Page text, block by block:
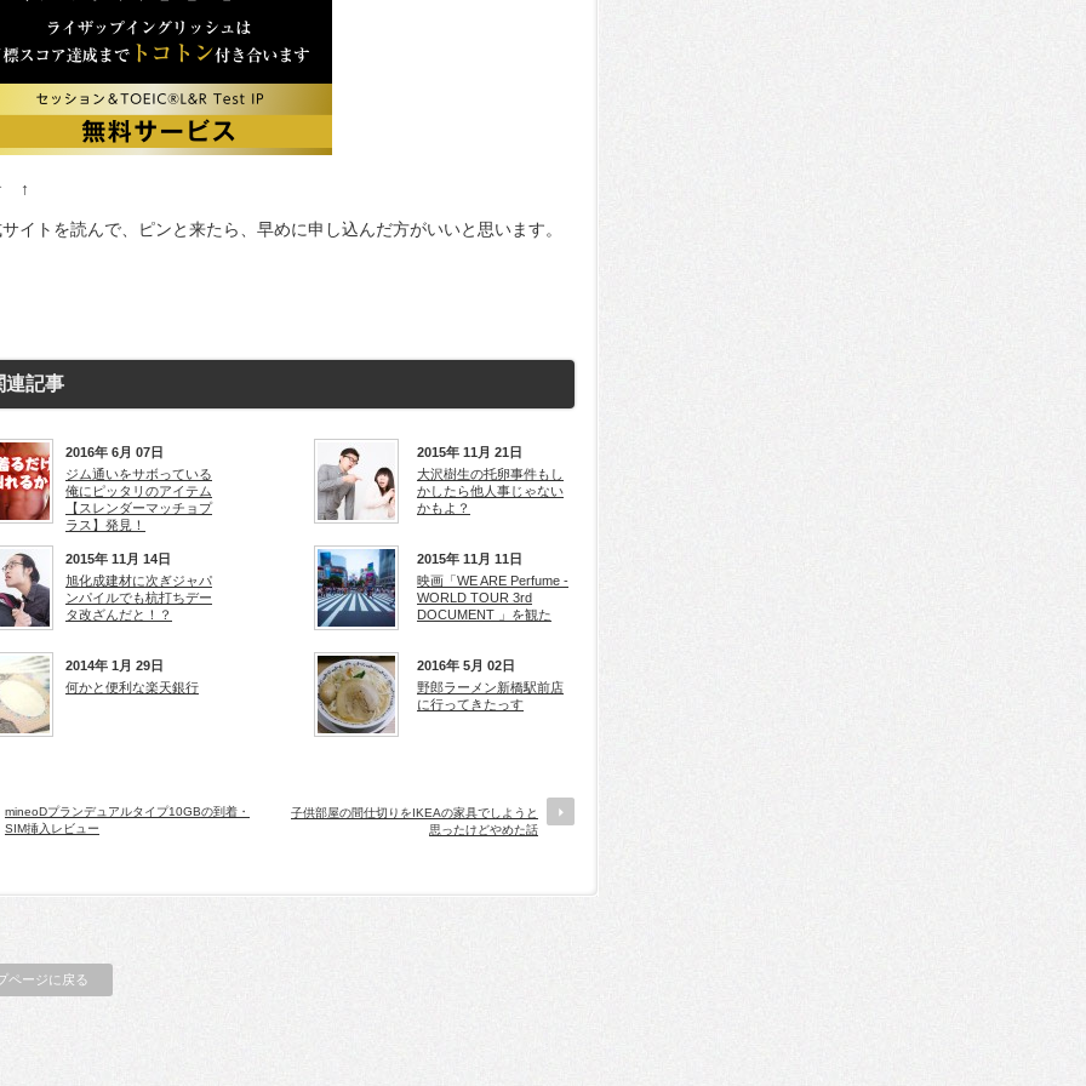
↑
イトを読んで、ピンと来たら、早めに申し込んだ方がいいと思います。
連記事
2016年 6月 07日
ジム通いをサボっている
俺にピッタリのアイテム
【スレンダーマッチョプ
ラス】発見！
2015年 11月 21日
大沢樹生の托卵事件もし
かしたら他人事じゃない
かもよ？
2015年 11月 14日
旭化成建材に次ぎジャパ
ンパイルでも杭打ちデー
タ改ざんだと！？
2015年 11月 11日
映画「WE ARE Perfume -
WORLD TOUR 3rd
DOCUMENT 」を観た
2014年 1月 29日
何かと便利な楽天銀行
2016年 5月 02日
野郎ラーメン新橋駅前店
に行ってきたっす
mineoDプランデュアルタイプ10GBの到着・
SIM挿入レビュー
子供部屋の間仕切りをIKEAの家具でしようと
思ったけどやめた話
ページに戻る